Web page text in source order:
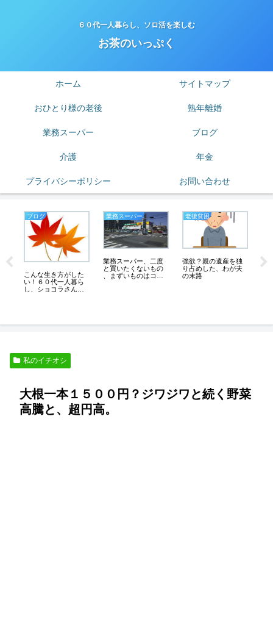
６０代一人暮らし、ソロ活を楽しむ
お茶のいっぷく
ホーム サイトマップ
おひとり様の老後 熟年離婚
業務スーパー ブログ
介護 年金
プライバシーポリシー お問い合わせ
膝
ブログ
こんな生き方がした
い！６０代一人暮ら
し、ショコラさんの
業務スーパー
業務スーパー、二度
と買いたくないもの
、まずいものはコ
老後貧困
強欲？親の遺産を独
り占めした、わが夫
の末路
私のイチオシ
大根一本１５００円？ジワジワと続く野菜
高騰と、超円高。